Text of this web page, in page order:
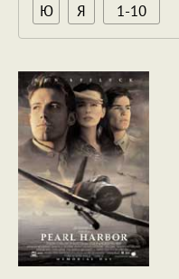
Ю
Я 1-10